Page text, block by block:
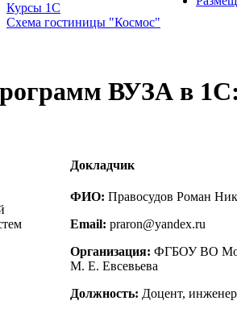
Курсы 1С
Схема гостиницы "Космос"
ВУЗА в
Докладчик
ФИО: Правосудов Роман
Email: praron@yandex.ru
Организация: ФГБОУ ВО
М. Е. Евсевьева
Должность: Доцент,